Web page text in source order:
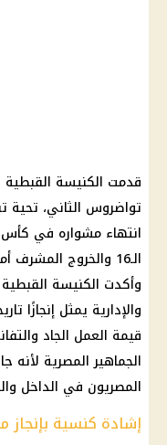
قدمت الكنيسة القبطية
تواضروس الثاني، تحية
الـ16 والخروج
وأكدت الكنيسة القبطية
والإدارية يمثل إنجازًا
قيمة العمل الجاد
الجماهير المصرية لأنه
المصريون في الداخل
إشادة كنسية بإنجاز